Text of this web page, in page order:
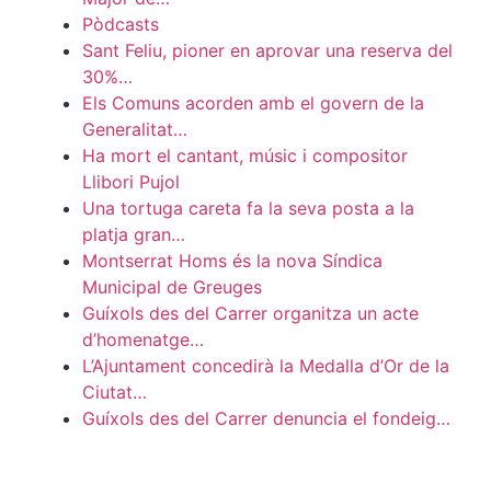
Pòdcasts
Sant Feliu, pioner en aprovar una reserva del
30%…
Els Comuns acorden amb el govern de la
Generalitat…
Ha mort el cantant, músic i compositor
Llibori Pujol
Una tortuga careta fa la seva posta a la
platja gran…
Montserrat Homs és la nova Síndica
Municipal de Greuges
Guíxols des del Carrer organitza un acte
d’homenatge…
L’Ajuntament concedirà la Medalla d’Or de la
Ciutat…
Guíxols des del Carrer denuncia el fondeig…